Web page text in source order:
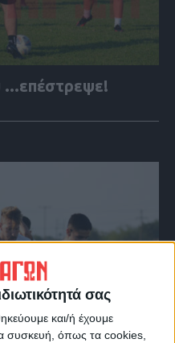
σας
και/ή έχουμε
συσκευή, όπως τα cookies,